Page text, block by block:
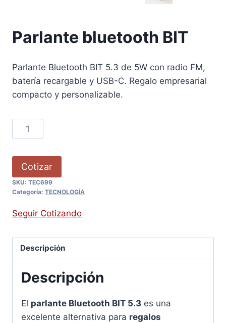
Parlante bluetooth BIT
Parlante Bluetooth BIT 5.3 de 5W con radio FM,
batería recargable y USB-C. Regalo empresarial
compacto y personalizable.
Cotizar
SKU: TEC699
Categoría: TECNOLOGÍA
Seguir Cotizando
Descripción
Descripción
El parlante Bluetooth BIT 5.3 es una
excelente alternativa para regalos